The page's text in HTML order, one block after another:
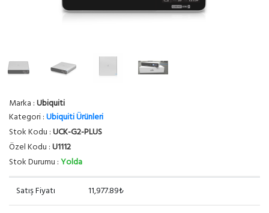
Marka :Ubiquiti
Kategori :Ubiquiti Ürünleri
Stok Kodu :UCK-G2-PLUS
Özel Kodu :U1112
Stok Durumu :Yolda
Satış Fiyatı 11,977.89₺